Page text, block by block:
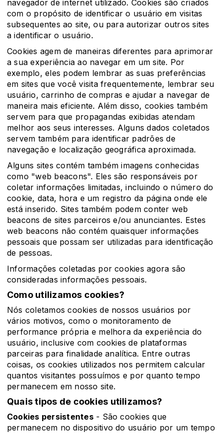
navegador de internet utilizado. Cookies são criados
com o propósito de identificar o usuário em visitas
subsequentes ao site, ou para autorizar outros sites
a identificar o usuário.
Cookies agem de maneiras diferentes para aprimorar
a sua experiência ao navegar em um site. Por
exemplo, eles podem lembrar as suas preferências
em sites que você visita frequentemente, lembrar seu
usuário, carrinho de compras e ajudar a navegar de
maneira mais eficiente. Além disso, cookies também
servem para que propagandas exibidas atendam
melhor aos seus interesses. Alguns dados coletados
servem também para identificar padrões de
navegação e localização geográfica aproximada.
Alguns sites contém também imagens conhecidas
como "web beacons". Eles são responsáveis por
coletar informações limitadas, incluindo o número do
cookie, data, hora e um registro da página onde ele
está inserido. Sites também podem conter web
beacons de sites parceiros e/ou anunciantes. Estes
web beacons não contém quaisquer informações
pessoais que possam ser utilizadas para identificação
de pessoas.
Informações coletadas por cookies agora são
consideradas informações pessoais.
Como utilizamos cookies?
Nós coletamos cookies de nossos usuários por
vários motivos, como o monitoramento de
performance própria e melhora da experiência do
usuário, inclusive com cookies de plataformas
parceiras para finalidade analítica. Entre outras
coisas, os cookies utilizados nos permitem calcular
quantos visitantes possuímos e por quanto tempo
permanecem em nosso site.
Quais tipos de cookies utilizamos?
Cookies persistentes- São cookies que
permanecem no dispositivo do usuário por um tempo